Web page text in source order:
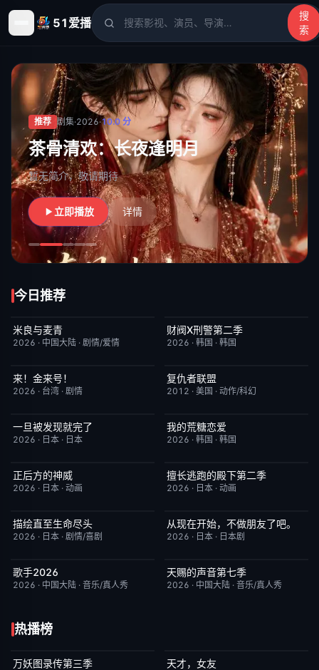
51爱播
搜
索
51爱播 - 电影、电视剧、动漫、综艺、短剧高清在线观看
推荐 剧集·2026·10.0 分
茶骨清欢：长夜逢明月
暂无简介，敬请期待
立即播放 详情
今日推荐
更新至第15集
米良与麦青
2026 · 中国大陆 · 剧情/爱情
更新至第01集
财阀X刑警第二季
2026 · 韩国 · 韩国
更新至第02集
来！金来号！
2026 · 台湾 · 剧情
完结
复仇者联盟
2012 · 美国 · 动作/科幻
更新至第01集
一旦被发现就完了
2026 · 日本 · 日本
已完结
我的荒糖恋爱
2026 · 韩国 · 韩国
更新至第06集
正后方的神威
2026 · 日本 · 动画
更新至第04集
擅长逃跑的殿下第二季
2026 · 日本 · 动画
更新至第06集
描绘直至生命尽头
2026 · 日本 · 剧情/喜剧
更新至第07集 5.0
从现在开始，不做朋友了吧。
2026 · 日本 · 日本剧
今日更新
歌手2026
2026 · 中国大陆 · 音乐/真人秀
今日更新
天赐的声音第七季
2026 · 中国大陆 · 音乐/真人秀
热播榜
完结
万妖图录传第三季 更新至第16集
天才，女友